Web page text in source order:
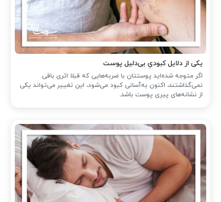
یکی از دلایل کبودیِ بی‌دلیل پوست
اگر متوجه شده‌اید پوستتان با ضربه‌هایی که قبلا اثری باقی
نمی‌گذاشتند، اکنون به‌آسانی کبود می‌شود، این تغییر می‌تواند یکی
از نشانه‌های پیری پوست باشد.